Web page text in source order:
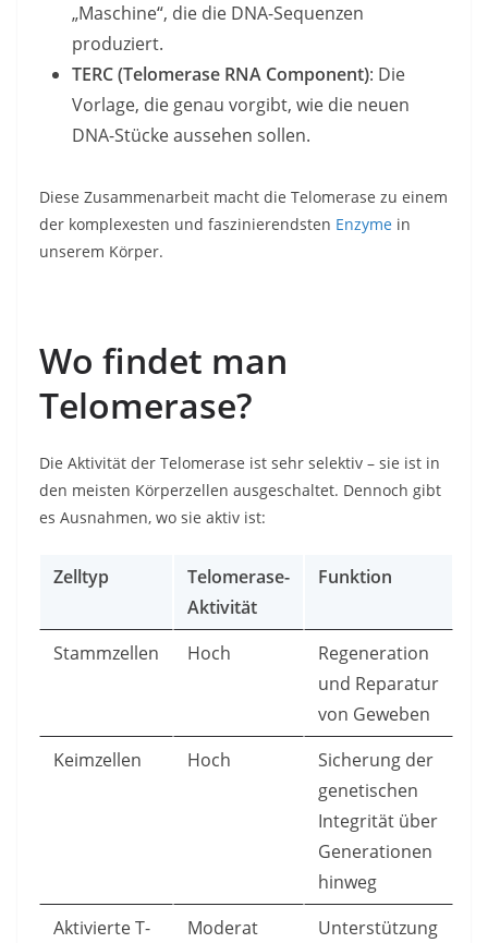
„Maschine“, die die DNA-Sequenzen
produziert.
TERC (Telomerase RNA Component): Die
Vorlage, die genau vorgibt, wie die neuen
DNA-Stücke aussehen sollen.
Diese Zusammenarbeit macht die Telomerase zu einem
der komplexesten und faszinierendsten Enzyme in
unserem Körper.
Wo findet man
Telomerase?
Die Aktivität der Telomerase ist sehr selektiv – sie ist in
den meisten Körperzellen ausgeschaltet. Dennoch gibt
es Ausnahmen, wo sie aktiv ist:
Zelltyp
Telomerase-
Aktivität
Funktion
Stammzellen Hoch
Regeneration
und Reparatur
von Geweben
Keimzellen
Hoch
Sicherung der
genetischen
Integrität über
Generationen
hinweg
Aktivierte T-
Moderat
Unterstützung